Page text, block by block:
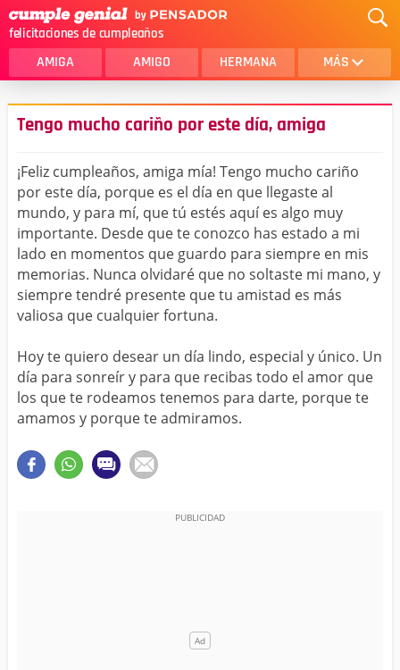
felicitaciones de cumpleaños
AMIGA AMIGO HERMANA MÁS
MAMA
AMOR
SOBRINA
HIJA
HERMANO
HIJO
NOVIA
ESPOSO
PAPA
HOMBRE
TIA
ALGUIEN ESPECIAL
PRIMO
TODAS LAS CATEGORÍAS
Tengo mucho cariño por este día, amiga
¡Feliz cumpleaños, amiga mía! Tengo mucho cariño
por este día, porque es el día en que llegaste al
mundo, y para mí, que tú estés aquí es algo muy
importante. Desde que te conozco has estado a mi
lado en momentos que guardo para siempre en mis
memorias. Nunca olvidaré que no soltaste mi mano, y
siempre tendré presente que tu amistad es más
valiosa que cualquier fortuna.
Hoy te quiero desear un día lindo, especial y único. Un
día para sonreír y para que recibas todo el amor que
los que te rodeamos tenemos para darte, porque te
amamos y porque te admiramos.